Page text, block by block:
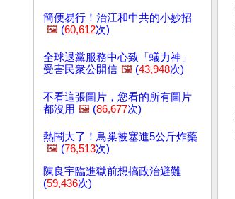
簡便易行！治江和中共的小妙招
🖼️ (60,612次)
全球退黨服務中心致「蟻力神」
受害民衆公開信 🖼️ (43,948次)
不看這張圖片，您看的所有圖片
都沒用 🖼️ (86,677次)
熱鬧大了！鳥巢被塞進5公斤炸藥
🖼️ (76,513次)
陳良宇臨進獄前想搞政治避難
(59,436次)